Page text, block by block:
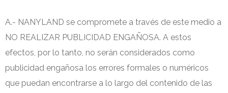
A.- NANYLAND se compromete a través de este medio a
NO REALIZAR PUBLICIDAD ENGAÑOSA. A estos
efectos, por lo tanto, no serán considerados como
publicidad engañosa los errores formales o numéricos
que puedan encontrarse a lo largo del contenido de las